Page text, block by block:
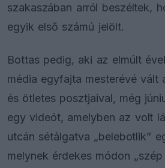
szakaszában arról beszéltek,
egyik első számú jelölt.
Bottas pedig, aki az elmúlt
média egyfajta mesterévé vált
és ötletes posztjaival, még
egy videót, amelyben az volt
utcán sétálgatva „belebotlik”
melynek érdekes módon